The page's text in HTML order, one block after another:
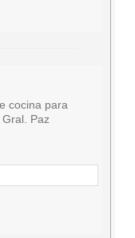
cocina para
Paz